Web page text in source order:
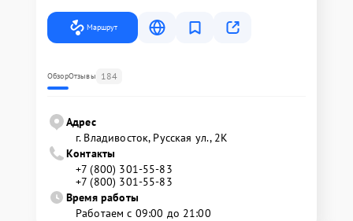
Маршрут
ОбзорОтзывы 184
Адрес
г. Владивосток, Русская ул., 2К
Контакты
+7 (800) 301-55-83
+7 (800) 301-55-83
Время работы
Работаем с 09:00 до 21:00